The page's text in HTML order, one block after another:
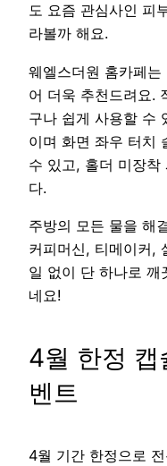
도 요즘 관심사인 피
라볼까 해요.
웨엘스더원 홈카페
어 더욱 추천드려요.
구나 쉽게 사용할 수
이며 화면 좌우 터치
수 있고, 홀더 미장착
다.
주방의 모든 물을 해
커피머신, 티메이커,
일 없이 단 하나로
네요!
4월 한정 캡
벤트
4월 기간 한정으로